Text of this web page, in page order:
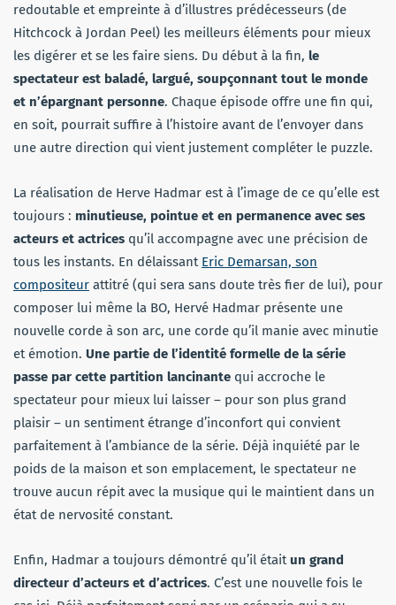
redoutable et empreinte à d’illustres prédécesseurs (de
Hitchcock à Jordan Peel) les meilleurs éléments pour mieux
les digérer et se les faire siens. Du début à la fin, le
spectateur est baladé, largué, soupçonnant tout le monde
et n’épargnant personne. Chaque épisode offre une fin qui,
en soit, pourrait suffire à l’histoire avant de l’envoyer dans
une autre direction qui vient justement compléter le puzzle.
La réalisation de Herve Hadmar est à l’image de ce qu’elle est
toujours : minutieuse, pointue et en permanence avec ses
acteurs et actrices qu’il accompagne avec une précision de
tous les instants. En délaissant Eric Demarsan, son
compositeur attitré (qui sera sans doute très fier de lui), pour
composer lui même la BO, Hervé Hadmar présente une
nouvelle corde à son arc, une corde qu’il manie avec minutie
et émotion. Une partie de l’identité formelle de la série
passe par cette partition lancinante qui accroche le
spectateur pour mieux lui laisser – pour son plus grand
plaisir – un sentiment étrange d’inconfort qui convient
parfaitement à l’ambiance de la série. Déjà inquiété par le
poids de la maison et son emplacement, le spectateur ne
trouve aucun répit avec la musique qui le maintient dans un
état de nervosité constant.
Enfin, Hadmar a toujours démontré qu’il était un grand
directeur d’acteurs et d’actrices. C’est une nouvelle fois le